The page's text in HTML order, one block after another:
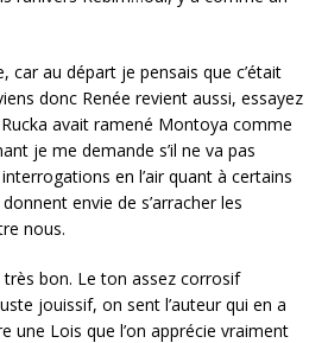
car au départ je pensais que c’était
donc Renée revient aussi, essayez
Rucka avait ramené Montoya comme
je me demande s’il ne va pas
en l’air quant à certains
envie de s’arracher les
nous.
bon. Le ton assez corrosif
jouissif, on sent l’auteur qui en a
une Lois que l’on apprécie vraiment